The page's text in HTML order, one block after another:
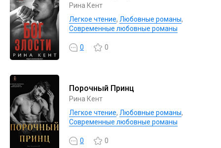
Рина Кент
Легкое чтение, Любовные романы,
Современные любовные романы
0 0
Порочный Принц
Рина Кент
Легкое чтение, Любовные романы,
Современные любовные романы
0 0